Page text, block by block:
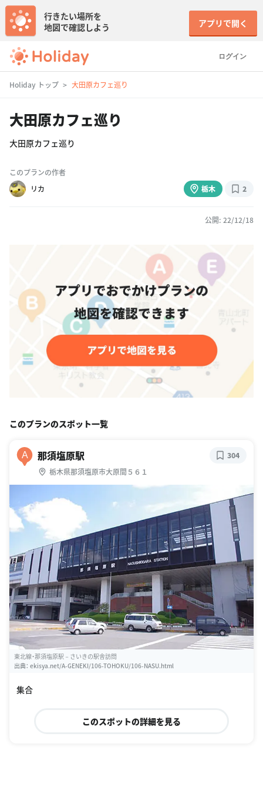
ログイン
行きたい場所を
地図で確認しよう
アプリで開く
Holiday トップ 大田原カフェ巡り
大田原カフェ巡り
大田原カフェ巡り
このプランの作者
リカ
栃木 2
公開: 22/12/18
このプランのスポット一覧
A 那須塩原駅
栃木県那須塩原市大原間５６１
304
東北線・那須塩原駅－さいきの駅舎訪問
出典： ekisya.net/A-GENEKI/106-TOHOKU/106-NASU.html
集合
このスポットの詳細を見る